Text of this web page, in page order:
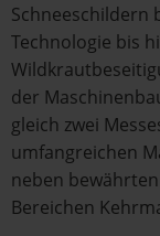
Schneeschildern
Technologie bis
der
gleich zwei
umfangreichen
neben
Bereichen